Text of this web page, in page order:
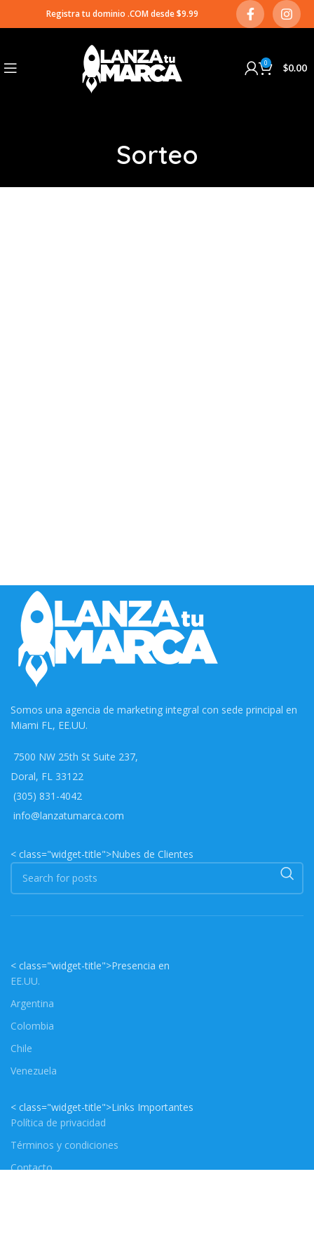
Registra tu dominio .COM desde $9.99
0 $0.00
Sorteo
Somos una agencia de marketing integral con sede principal en
Miami FL, EE.UU.
7500 NW 25th St Suite 237,
Doral, FL 33122
(305) 831-4042
info@lanzatumarca.com
< class="widget-title">Nubes de Clientes
< class="widget-title">Presencia en
EE.UU.
Argentina
Colombia
Chile
Venezuela
< class="widget-title">Links Importantes
Política de privacidad
Términos y condiciones
Contacto